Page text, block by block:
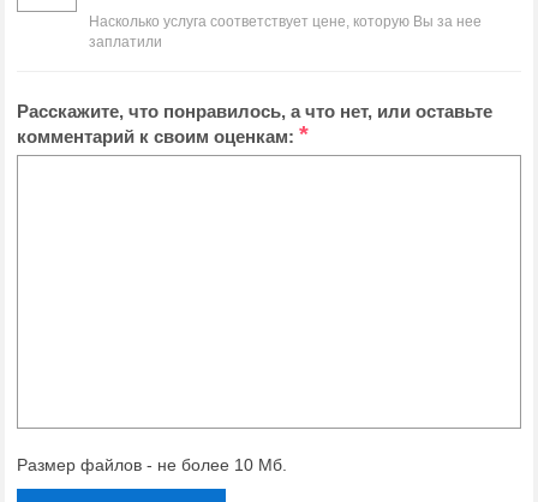
Насколько услуга соответствует цене, которую Вы за нее
заплатили
Расскажите, что понравилось, а что нет, или оставьте
комментарий к своим оценкам: *
Размер файлов - не более 10 Мб.